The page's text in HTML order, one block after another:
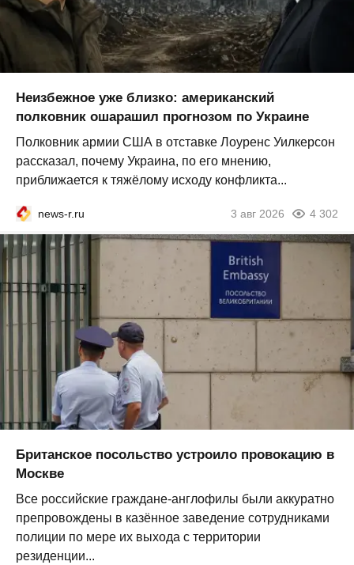
Неизбежное уже близко: американский
полковник ошарашил прогнозом по Украине
Полковник армии США в отставке Лоуренс Уилкерсон
рассказал, почему Украина, по его мнению,
приближается к тяжёлому исходу конфликта...
news-r.ru 3 авг 2026 4 302
Британское посольство устроило провокацию в
Москве
Все российские граждане-англофилы были аккуратно
препровождены в казённое заведение сотрудниками
полиции по мере их выхода с территории
резиденции...